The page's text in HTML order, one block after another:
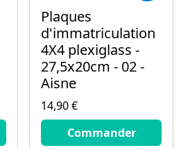
Plaques
d'immatriculation
4X4 plexiglass -
27,5x20cm - 02 -
Aisne
14,90 €
14.9
€Commander